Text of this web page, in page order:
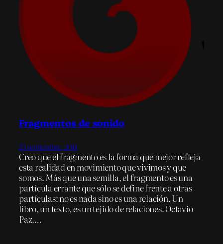
Fragmentos de sonido
23 septiembre, 2014
Creo que el fragmento es la forma que mejor refleja
esta realidad en movimiento que vivimos y que
somos. Más que una semilla, el fragmento es una
partícula errante que sólo se define frente a otras
partículas: no es nada sino es una relación. Un
libro, un texto, es un tejido de relaciones. Octavio
Paz.…